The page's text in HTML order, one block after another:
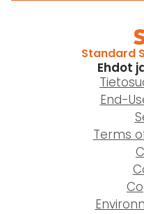
Standard
Ehdot
End-
Terms